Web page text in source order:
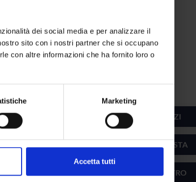
dei social media e per analizzare il
sito con i nostri partner che si occupano
con altre informazioni che ha fornito loro o
Marketing
Accetta tutti
AL PREZZO
PREZZI
ACQUISTA
INDIETRO